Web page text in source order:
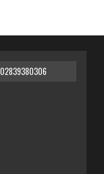
02839380306